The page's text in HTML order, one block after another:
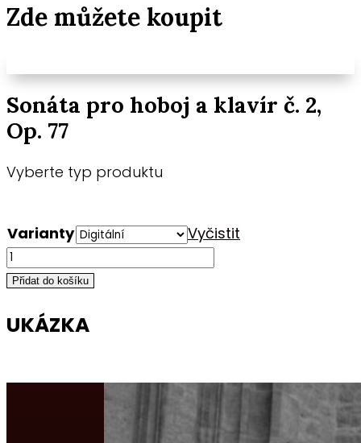
Zde můžete koupit
Sonáta pro hoboj a klavír č. 2,
Op. 77
Vyberte typ produktu
Varianty
Vyčistit
Sonáta
pro
a
2,
Přidat do košíku
UKÁZKA